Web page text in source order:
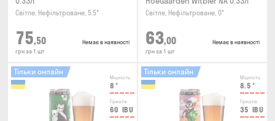
Світле, Нефільтроване, 5.5°
75,50
грн за 1 шт
Немає в наявності
Світле, Нефільтроване, 0°
63,00
грн за 1 шт
Немає в наявності
Міцність
8 °
Гіркота
60 IBU
Тільки онлайн
Міцність
8.5 °
Гіркота
35 IBU
Тільки онлайн